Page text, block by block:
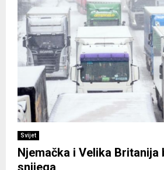
Svijet
Njemačka i Velika Britanija